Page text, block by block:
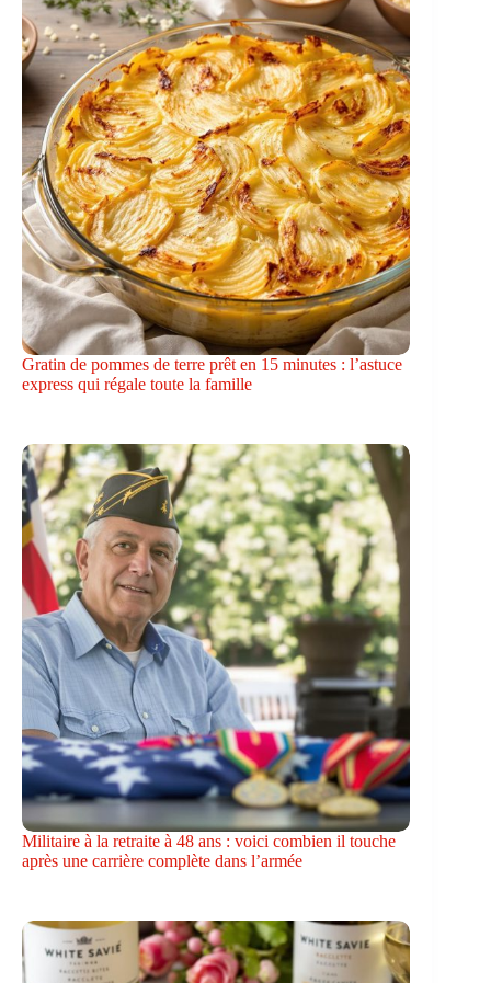
Gratin de pommes de terre prêt en 15 minutes : l’astuce
express qui régale toute la famille
Militaire à la retraite à 48 ans : voici combien il touche
après une carrière complète dans l’armée